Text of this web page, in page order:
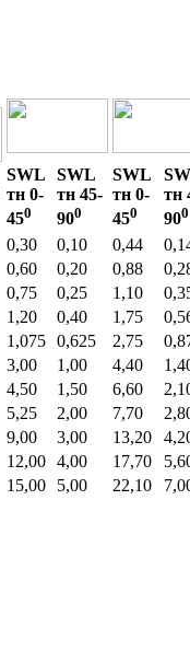
SWL
тн 0-
450
SWL
тн 45-
900
SWL
тн 0-
450
тн
900
0,30 0,10 0,44
0,60 0,20 0,88
0,75 0,25 1,10
1,20 0,40 1,75
1,075 0,625 2,75
3,00 1,00 4,40
4,50 1,50 6,60
5,25 2,00 7,70
9,00 3,00 13,20
12,00 4,00 17,70
15,00 5,00 22,10